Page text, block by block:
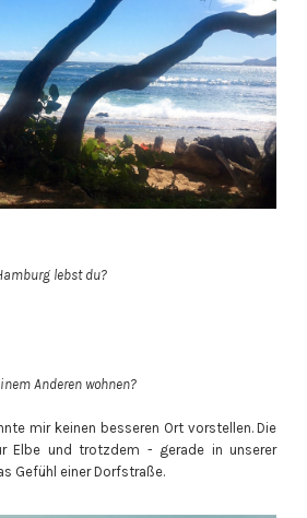
lebst du?
Anderen wohnen?
mir keinen besseren Ort vorstellen. Die
Elbe und trotzdem - gerade in unserer
Gefühl einer Dorfstraße.